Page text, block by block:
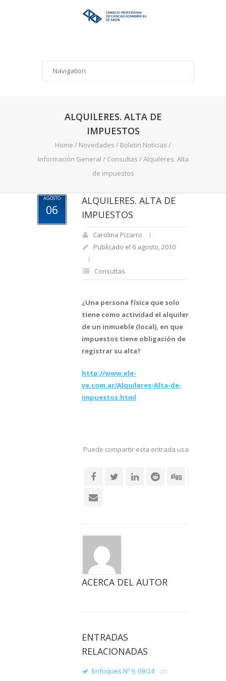
ALQUILERES. ALTA DE
IMPUESTOS
Home / Novedades / Boletin Noticias /
Información General / Consultas /Alquileres. Alta
de impuestos
AGOSTO
06
ALQUILERES. ALTA DE
IMPUESTOS
Carolina Pizarro
Publicado el 6 agosto, 2010
Consultas
¿Una persona física que solo
tiene como actividad el alquiler
de un inmueble (local), en que
impuestos tiene obligación de
registrar su alta?
http://www.ele-
ve.com.ar/Alquileres-Alta-de-
impuestos.html
Puede compartir esta entrada usando sus
ACERCA DEL AUTOR
ENTRADAS
RELACIONADAS
Enfoques Nº 9, 09/24 (20